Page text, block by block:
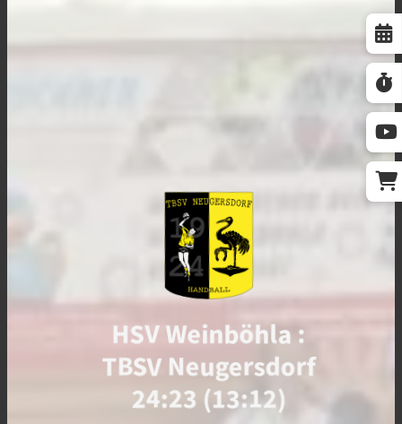
HSV Weinböhla :
TBSV Neugersdorf
24:23 (13:12)